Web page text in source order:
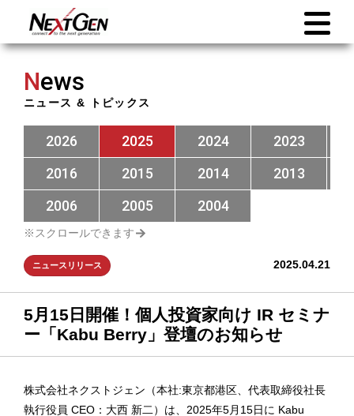
News
ニュース & トピックス
2026 2025 2024 2023
2016
2015 2014 2013
2006
2005 2004
ニュースリリース 2025.04.21
5月15日開催！個人投資家向け IR セミナ
ー「Kabu Berry」登壇のお知らせ
株式会社ネクストジェン（本社:東京都港区、代表取締役社長
執行役員 CEO：大西 新二）は、2025年5月15日に Kabu